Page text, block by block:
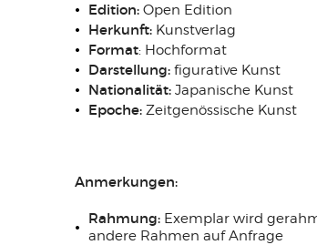
Edition: Open Edition
Herkunft: Kunstverlag
Format: Hochformat
Darstellung: figurative Kunst
Nationalität: Japanische Kunst
Epoche: Zeitgenössische Kunst
Anmerkungen:
Rahmung: Exemplar wird
andere Rahmen auf Anfrage